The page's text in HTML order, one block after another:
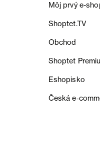
Môj prvý e-
Shoptet.TV
Obchod
Shoptet
Eshopisko
Česká